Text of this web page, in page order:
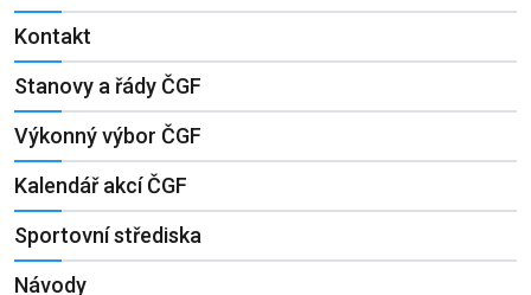
Kontakt
Stanovy a řády ČGF
Výkonný výbor ČGF
Kalendář akcí ČGF
Sportovní střediska
Návody